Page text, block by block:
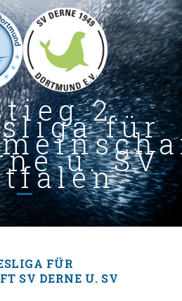
2.für
u. SV
FÜR
SV DERNE U. SV